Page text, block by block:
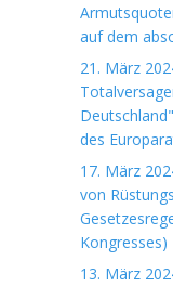
auf dem
21. März
des
17. März
von
Kongresses)
13. März